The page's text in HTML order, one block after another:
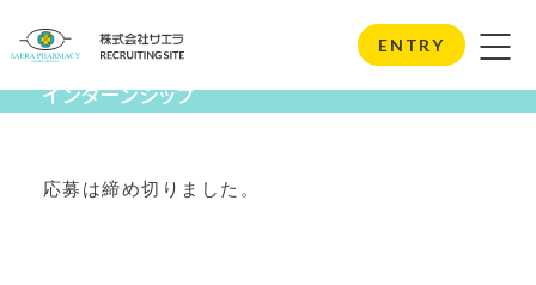
ENTRY
Internship
インターンシップ
応募は締め切りました。